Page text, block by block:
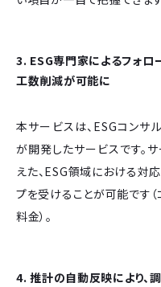
3. ESG専門家によるフォロ
工数削減が可能に
本サービスは、ESGコンサ
が開発したサービスです。
えた、ESG領域における対
プを受けることが可能です
料金）。
4.推計の自動反映により、